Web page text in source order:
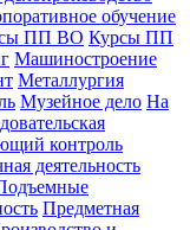
обучение
ПП ВО Курсы ПП
Машиностроение
Металлургия
Музейное дело На
контроль
деятельность
Предметная